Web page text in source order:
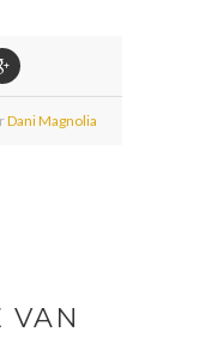
Dani Magnolia
VAN